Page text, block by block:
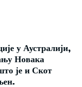
у Аустралији,
Новака
је и Скот